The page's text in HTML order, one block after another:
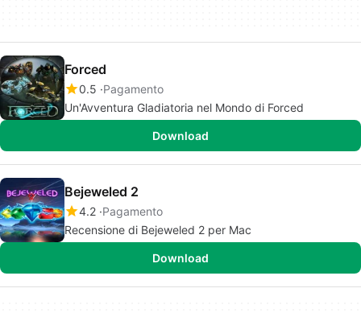
Forced
0.5 Pagamento
Un'Avventura Gladiatoria nel Mondo di Forced
Download
Bejeweled 2
4.2 Pagamento
Recensione di Bejeweled 2 per Mac
Download